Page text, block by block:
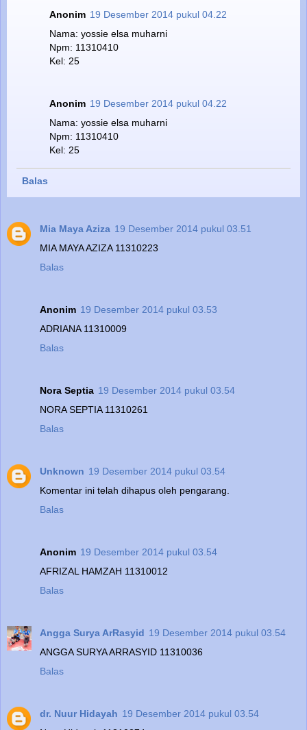
Anonim 19 Desember 2014 pukul 04.22
Nama: yossie elsa muharni
Npm: 11310410
Kel: 25
Anonim 19 Desember 2014 pukul 04.22
Nama: yossie elsa muharni
Npm: 11310410
Kel: 25
Balas
Mia Maya Aziza 19 Desember 2014 pukul 03.51
MIA MAYA AZIZA 11310223
Balas
Anonim 19 Desember 2014 pukul 03.53
ADRIANA 11310009
Balas
Nora Septia 19 Desember 2014 pukul 03.54
NORA SEPTIA 11310261
Balas
Unknown 19 Desember 2014 pukul 03.54
Komentar ini telah dihapus oleh pengarang.
Balas
Anonim 19 Desember 2014 pukul 03.54
AFRIZAL HAMZAH 11310012
Balas
Angga Surya ArRasyid 19 Desember 2014 pukul 03.54
ANGGA SURYA ARRASYID 11310036
Balas
dr. Nuur Hidayah 19 Desember 2014 pukul 03.54